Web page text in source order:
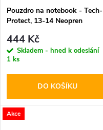
Pouzdro na notebook - Tech-
Protect, 13-14 Neopren
444 Kč
Skladem - hned k odeslání
1 ks
DO KOŠÍKU
Akce